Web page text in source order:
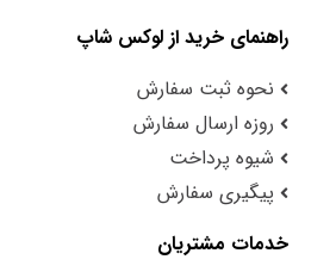
راهنمای خرید از لوکس شاپ
نحوه ثبت سفارش
روزه ارسال سفارش
شیوه پرداخت
پیگیری سفارش
خدمات مشتریان